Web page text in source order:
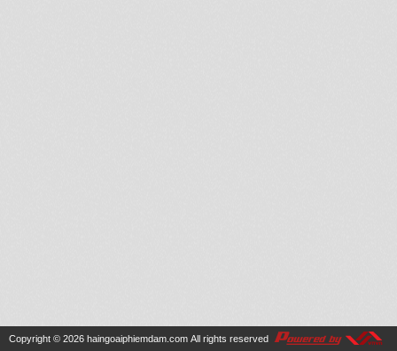
Copyright © 2026 haingoaiphiemdam.com All rights reserved